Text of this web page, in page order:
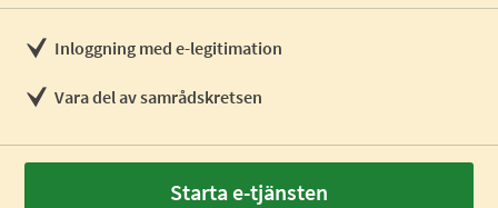
Inloggning med e-legitimation
Vara del av samrådskretsen
Starta e-tjänsten